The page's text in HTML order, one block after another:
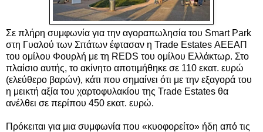
Σε πλήρη συμφωνία για την αγοραπωλησία του Smart Park
στη Γυαλού των Σπάτων έφτασαν η Trade Estates ΑΕΕΑΠ
του ομίλου Φουρλή με τη REDS του ομίλου Ελλάκτωρ. Στο
πλαίσιο αυτής, το ακίνητο αποτιμήθηκε σε 110 εκατ. ευρώ
(ελεύθερο βαρών), κάτι που σημαίνει ότι με την εξαγορά του
η μεικτή αξία του χαρτοφυλακίου της Trade Estates θα
ανέλθει σε περίπου 450 εκατ. ευρώ.
Πρόκειται για μια συμφωνία που «κυοφορείτο» ήδη από τις